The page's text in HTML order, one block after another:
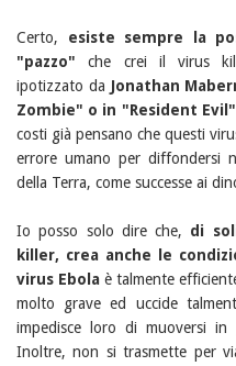
Certo, esiste sempre la
"pazzo" che crei il virus
ipotizzato da Jonathan
Zombie" o in "Resident
costi già pensano che questi
errore umano per diffondersi
della Terra, come successe ai
Io posso solo dire che, di
killer, crea anche le
virus Ebola è talmente
molto grave ed uccide
impedisce loro di muoversi in
Inoltre, non si trasmette per